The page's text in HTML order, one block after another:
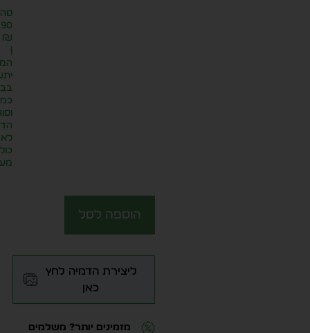
₪
לא
הוספה לסל
ליצירת הדמיה לחץ
כאן
מזמינים יותר? משלמים